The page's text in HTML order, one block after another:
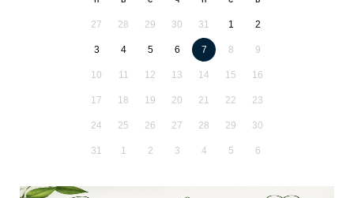
27 28 29 30 31 1 2
3 4 5 6 7 8 9
10 11 12 13 14 15 16
17 18 19 20 21 22 23
24 25 26 27 28 29 30
31 1 2 3 4 5 6